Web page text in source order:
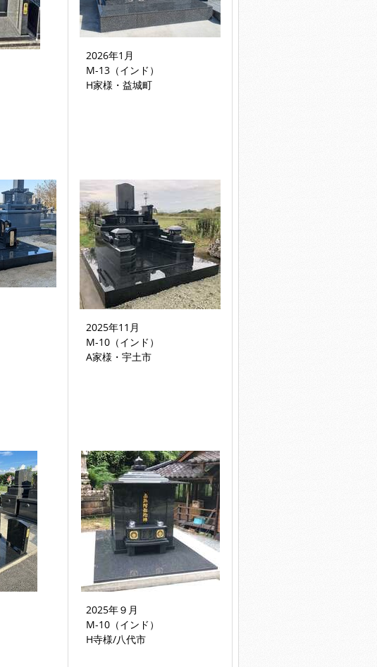
2026年1月
M-13（インド）
H家様・益城町
2025年11月
M-10（インド）
A家様・宇土市
2025年９月
M-10（インド）
H寺様/八代市